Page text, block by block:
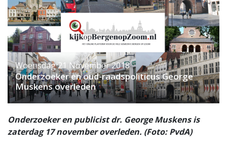
Woensdag 21 November 2018
Onderzoeker en oud-raadspoliticus George
Muskens overleden
Onderzoeker en publicist dr. George Muskens is
zaterdag 17 november overleden. (Foto: PvdA)